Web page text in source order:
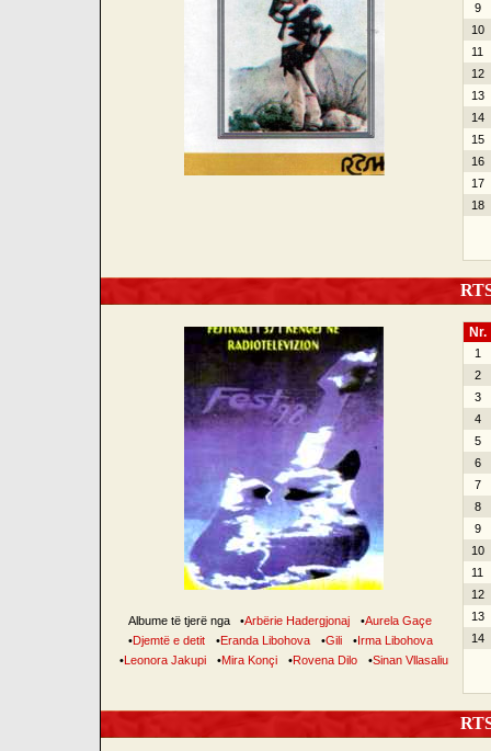
9
10
11
12
13
14
15
16
17
18
Albume të tjerë nga •Arbërie Hadergjonaj •Aurela Gaçe
•Djemtë e detit •Eranda Libohova •Gili •Irma Libohova
•Leonora Jakupi •Mira Konçi •Rovena Dilo •Sinan Vllasaliu
Nr.
1
2
3
4
5
6
7
8
9
10
11
12
13
14